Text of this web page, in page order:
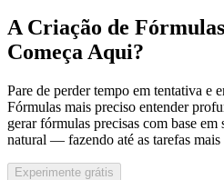
A Criação de
Começa Aqui?
Pare de perder tempo em tentativa e
Fórmulas mais preciso entender
gerar fórmulas precisas com base
natural — fazendo até as tarefas
Experimente grátis